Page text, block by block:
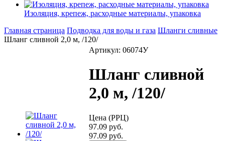
Изоляция, крепеж, расходные материалы, упаковка
Главная страница Подводка для воды и газа Шланги сливные
Шланг сливной 2,0 м, /120/
Артикул: 06074У
Шланг сливной
2,0 м, /120/
Цена (РРЦ)
97.09 руб.
97.09 руб.